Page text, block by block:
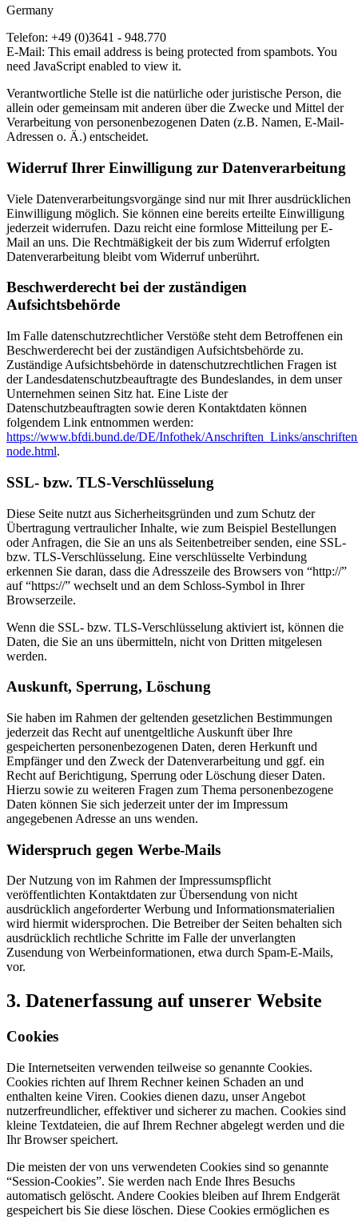
Germany
Telefon: +49 (0)3641 - 948.770
E-Mail: This email address is being protected from spambots. You
need JavaScript enabled to view it.
Verantwortliche Stelle ist die natürliche oder juristische Person, die
allein oder gemeinsam mit anderen über die Zwecke und Mittel der
Verarbeitung von personenbezogenen Daten (z.B. Namen, E-Mail-
Adressen o. Ä.) entscheidet.
Widerruf Ihrer Einwilligung zur Datenverarbeitung
Viele Datenverarbeitungsvorgänge sind nur mit Ihrer ausdrücklichen
Einwilligung möglich. Sie können eine bereits erteilte Einwilligung
jederzeit widerrufen. Dazu reicht eine formlose Mitteilung per E-
Mail an uns. Die Rechtmäßigkeit der bis zum Widerruf erfolgten
Datenverarbeitung bleibt vom Widerruf unberührt.
Beschwerderecht bei der zuständigen
Aufsichtsbehörde
Im Falle datenschutzrechtlicher Verstöße steht dem Betroffenen ein
Beschwerderecht bei der zuständigen Aufsichtsbehörde zu.
Zuständige Aufsichtsbehörde in datenschutzrechtlichen Fragen ist
der Landesdatenschutzbeauftragte des Bundeslandes, in dem unser
Unternehmen seinen Sitz hat. Eine Liste der
Datenschutzbeauftragten sowie deren Kontaktdaten können
folgendem Link entnommen werden:
https://www.bfdi.bund.de/DE/Infothek/Anschriften_Links/
node.html.
SSL- bzw. TLS-Verschlüsselung
Diese Seite nutzt aus Sicherheitsgründen und zum Schutz der
Übertragung vertraulicher Inhalte, wie zum Beispiel Bestellungen
oder Anfragen, die Sie an uns als Seitenbetreiber senden, eine SSL-
bzw. TLS-Verschlüsselung. Eine verschlüsselte Verbindung
erkennen Sie daran, dass die Adresszeile des Browsers von “http://”
auf “https://” wechselt und an dem Schloss-Symbol in Ihrer
Browserzeile.
Wenn die SSL- bzw. TLS-Verschlüsselung aktiviert ist, können die
Daten, die Sie an uns übermitteln, nicht von Dritten mitgelesen
werden.
Auskunft, Sperrung, Löschung
Sie haben im Rahmen der geltenden gesetzlichen Bestimmungen
jederzeit das Recht auf unentgeltliche Auskunft über Ihre
gespeicherten personenbezogenen Daten, deren Herkunft und
Empfänger und den Zweck der Datenverarbeitung und ggf. ein
Recht auf Berichtigung, Sperrung oder Löschung dieser Daten.
Hierzu sowie zu weiteren Fragen zum Thema personenbezogene
Daten können Sie sich jederzeit unter der im Impressum
angegebenen Adresse an uns wenden.
Widerspruch gegen Werbe-Mails
Der Nutzung von im Rahmen der Impressumspflicht
veröffentlichten Kontaktdaten zur Übersendung von nicht
ausdrücklich angeforderter Werbung und Informationsmaterialien
wird hiermit widersprochen. Die Betreiber der Seiten behalten sich
ausdrücklich rechtliche Schritte im Falle der unverlangten
Zusendung von Werbeinformationen, etwa durch Spam-E-Mails,
vor.
3. Datenerfassung auf unserer Website
Cookies
Die Internetseiten verwenden teilweise so genannte Cookies.
Cookies richten auf Ihrem Rechner keinen Schaden an und
enthalten keine Viren. Cookies dienen dazu, unser Angebot
nutzerfreundlicher, effektiver und sicherer zu machen. Cookies sind
kleine Textdateien, die auf Ihrem Rechner abgelegt werden und die
Ihr Browser speichert.
Die meisten der von uns verwendeten Cookies sind so genannte
“Session-Cookies”. Sie werden nach Ende Ihres Besuchs
automatisch gelöscht. Andere Cookies bleiben auf Ihrem Endgerät
gespeichert bis Sie diese löschen. Diese Cookies ermöglichen es